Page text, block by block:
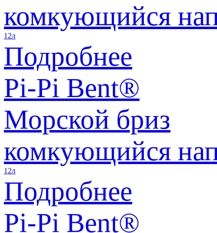
комкующийся
12л
Подробнее
Pi-Pi Bent®
Морской бриз
комкующийся
12л
Подробнее
Pi-Pi Bent®